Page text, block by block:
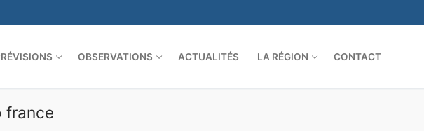
OBSERVATIONS ACTUALITÉS LA RÉGION CONTACT
france